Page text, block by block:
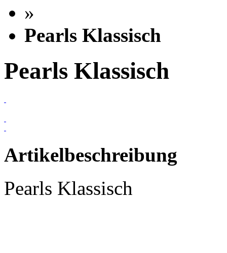
»
Pearls Klassisch
Pearls Klassisch
Artikelbeschreibung
Pearls Klassisch